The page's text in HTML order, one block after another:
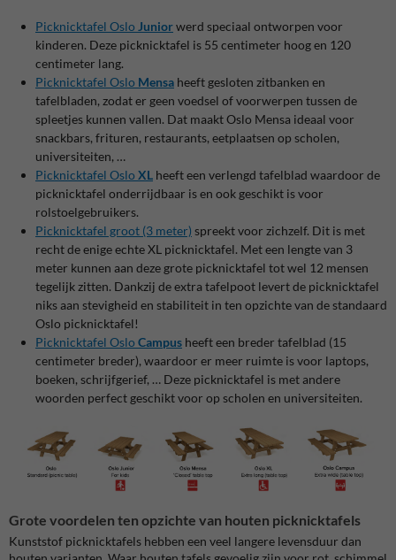
Picknicktafel Oslo Juniorwerd speciaal ontworpen voor
kinderen. Deze picknicktafel is 55 centimeter hoog en 120
centimeter lang.
Picknicktafel Oslo Mensa heeft gesloten zitbanken en
tafelbladen, zodat er geen voedsel of voorwerpen tussen de
spleetjes kunnen vallen. Dat maakt Oslo Mensa ideaal voor
snackbars, frituren, restaurants, eetplaatsen op scholen,
universiteiten, …
Picknicktafel Oslo XL heeft een verlengd tafelblad waardoor de
picknicktafel onderrijdbaar is en ook geschikt is voor
rolstoelgebruikers.
Picknicktafel groot (3 meter) spreekt voor zichzelf. Dit is met
recht de enige echte XL picknicktafel. Met een lengte van 3
meter kunnen aan deze grote picknicktafel tot wel 12 mensen
tegelijk zitten. Dankzij de extra tafelpoot levert de picknicktafel
niks aan stevigheid en stabiliteit in ten opzichte van de standaard
Oslo picknicktafel!
Picknicktafel Oslo Campus heeft een breder tafelblad (15
centimeter breder), waardoor er meer ruimte is voor laptops,
boeken, schrijfgerief, … Deze picknicktafel is met andere
woorden perfect geschikt voor op scholen en universiteiten.
Grote voordelen ten opzichte van houten picknicktafels
Kunststof picknicktafels hebben een veel langere levensduur dan